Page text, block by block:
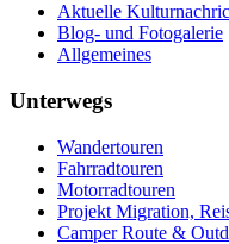
Aktuelle
Blog- und Fotogalerie
Allgemeines
Unterwegs
Wandertouren
Fahrradtouren
Motorradtouren
Projekt Migration,
Camper Route &